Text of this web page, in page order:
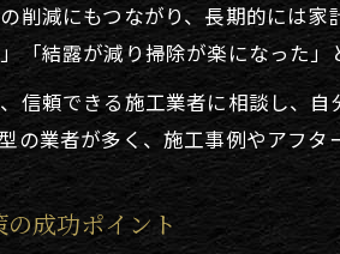
削減にもつながり、長期的には
「結露が減り掃除が楽になった
信頼できる施工業者に相談し、
の業者が多く、施工事例やアフ
成功ポイント